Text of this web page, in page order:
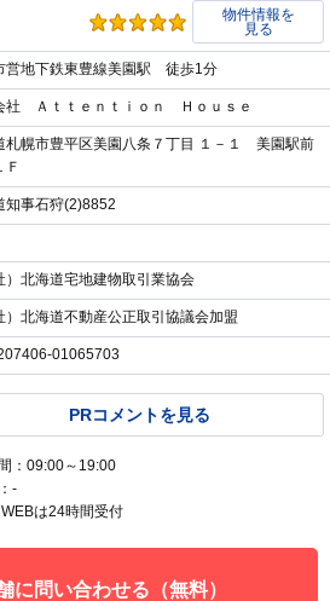
物件情報を
見る
営地下鉄東豊線美園駅 徒歩1分
社 Ａｔｔｅｎｔｉｏｎ Ｈｏｕｓｅ
札幌市豊平区美園八条７丁目 １－１ 美園駅前
Ｆ
知事石狩(2)8852
）北海道宅地建物取引業協会
）北海道不動産公正取引協議会加盟
01065703
PRコメントを見る
：09:00～19:00
-
は24時間受付
に問い合わせる（無料）